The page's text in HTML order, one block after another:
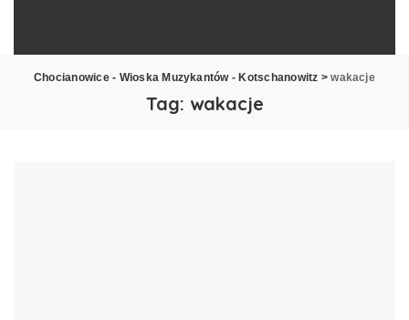
Chocianowice - Wioska Muzykantów - Kotschanowitz >wakacje
Tag: wakacje